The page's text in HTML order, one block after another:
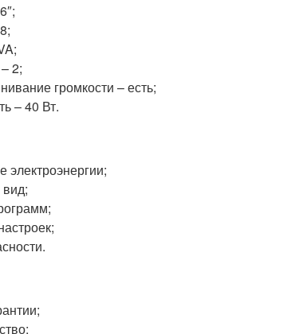
2;
громкости – есть;
– 40 Вт.
электроэнергии;